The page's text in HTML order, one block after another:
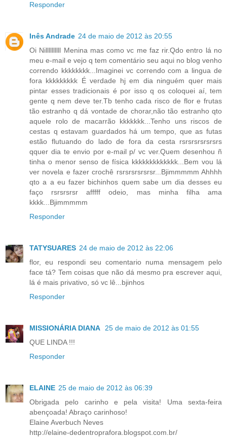
Responder
Inês Andrade 24 de maio de 2012 às 20:55
Oi Nillllllllll Menina mas como vc me faz rir.Qdo entro lá no
meu e-mail e vejo q tem comentário seu aqui no blog venho
correndo kkkkkkkk...Imaginei vc correndo com a lingua de
fora kkkkkkkkk É verdade hj em dia ninguém quer mais
pintar esses tradicionais é por isso q os coloquei aí, tem
gente q nem deve ter.Tb tenho cada risco de flor e frutas
tão estranho q dá vontade de chorar,não tão estranho qto
aquele rolo de macarrão kkkkkkk...Tenho uns riscos de
cestas q estavam guardados há um tempo, que as futas
estão flutuando do lado de fora da cesta rsrsrsrsrsrsrs
qquer dia te envio por e-mail p/ vc ver.Quem desenhou ñ
tinha o menor senso de física kkkkkkkkkkkkk...Bem vou lá
ver novela e fazer crochê rsrsrsrsrsrsr...Bjimmmmm Ahhhh
qto a a eu fazer bichinhos quem sabe um dia desses eu
faço rsrsrsrsr afffff odeio, mas minha filha ama
kkkk...Bjimmmmm
Responder
TATYSUARES 24 de maio de 2012 às 22:06
flor, eu respondi seu comentario numa mensagem pelo
face tá? Tem coisas que não dá mesmo pra escrever aqui,
lá é mais privativo, só vc lê...bjinhos
Responder
MISSIONÁRIA DIANA 25 de maio de 2012 às 01:55
QUE LINDA !!!
Responder
ELAINE 25 de maio de 2012 às 06:39
Obrigada pelo carinho e pela visita! Uma sexta-feira
abençoada! Abraço carinhoso!
Elaine Averbuch Neves
http://elaine-dedentroprafora.blogspot.com.br/